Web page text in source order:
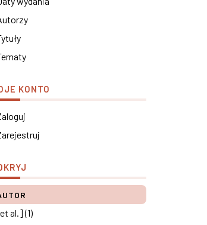
remarks ×
KONTO
al.] (1)